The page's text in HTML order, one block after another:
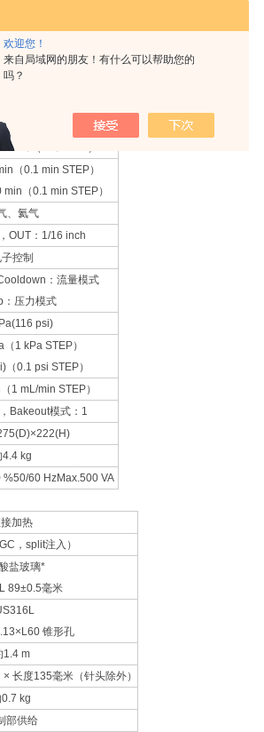
欢迎您！
来自局域网的朋友！有什么可以帮助您的
吗？
BAKEOUT模式
）～350 ℃
1 ℃/sec STEP）
℃（1℃STEP）
)～350 ℃（1 ℃ STEP）
℃（1 ℃STEP）
（0.1 min STEP）
（0.1 min STEP）
、氦气
OUT：1/16 inch
控制
：流量模式
：压力模式
psi)
1 kPa STEP）
0.1 psi STEP）
1 mL/min STEP）
Bakeout模式：1
4.4 kg
60 HzMax.500 VA
加热
，split注入）
盐玻璃*
89±0.5毫米
锥形孔
1.4 m
长度135毫米（针头除外）
kg
部供给